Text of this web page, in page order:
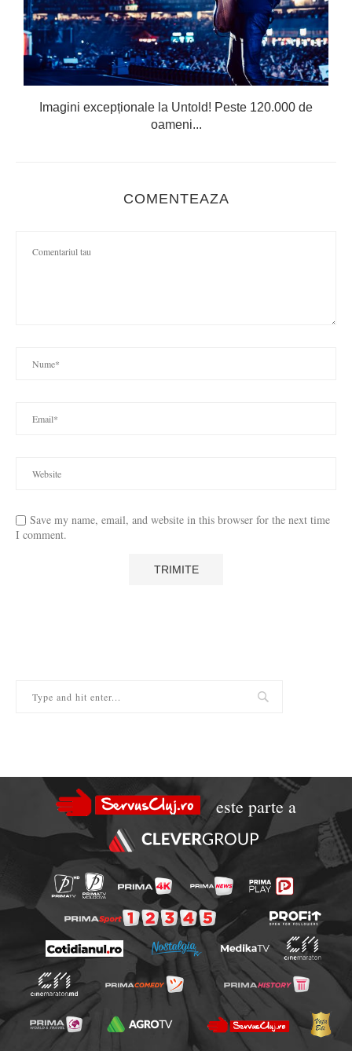
Imagini excepționale la Untold! Peste 120.000 de
oameni...
COMENTEAZA
Save my name, email, and website in this browser for the next time
I comment.
este parte a